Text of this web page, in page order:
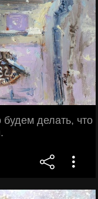
делать, что